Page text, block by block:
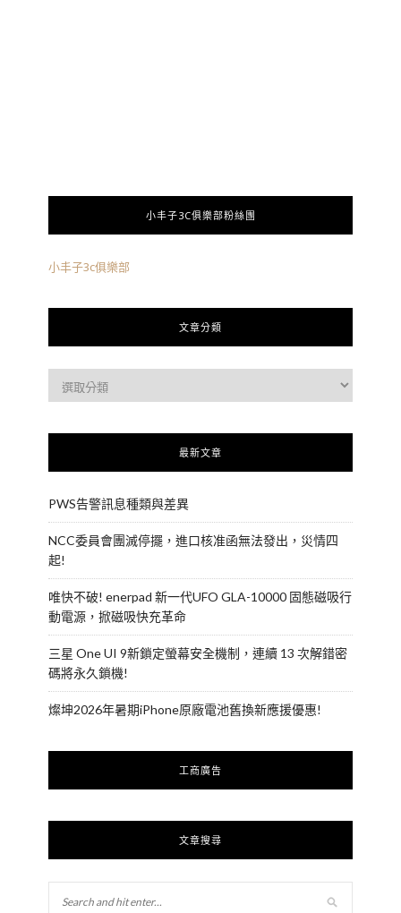
小丰子3C俱樂部粉絲團
小丰子3c俱樂部
文章分類
最新文章
PWS告警訊息種類與差異
NCC委員會團滅停擺，進口核准函無法發出，災情四
起!
唯快不破! enerpad 新一代UFO GLA-10000 固態磁吸行
動電源，掀磁吸快充革命
三星 One UI 9新鎖定螢幕安全機制，連續 13 次解錯密
碼將永久鎖機!
燦坤2026年暑期iPhone原廠電池舊換新應援優惠!
工商廣告
文章搜尋